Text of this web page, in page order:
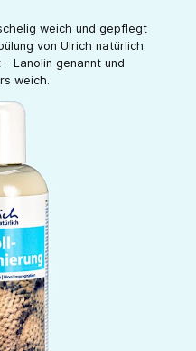
weich und gepflegt
von Ulrich natürlich.
Lanolin genannt und
weich.